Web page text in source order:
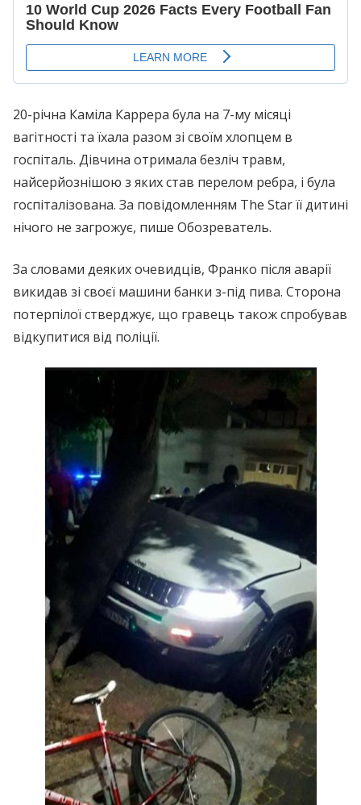
20-річна Каміла Каррера була на 7-му місяці
вагітності та їхала разом зі своїм хлопцем в
госпіталь. Дівчина отримала безліч травм,
найсерйознішою з яких став перелом ребра, і була
госпіталізована. За повідомленням The Star її дитині
нічого не загрожує, пише Обозреватель.
За словами деяких очевидців, Франко після аварії
викидав зі своєї машини банки з-під пива. Сторона
потерпілої стверджує, що гравець також спробував
відкупитися від поліції.